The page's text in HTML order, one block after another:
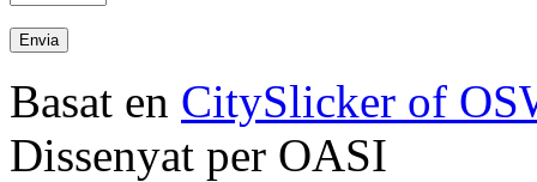
Basat en CitySlicker of
Dissenyat per OASI